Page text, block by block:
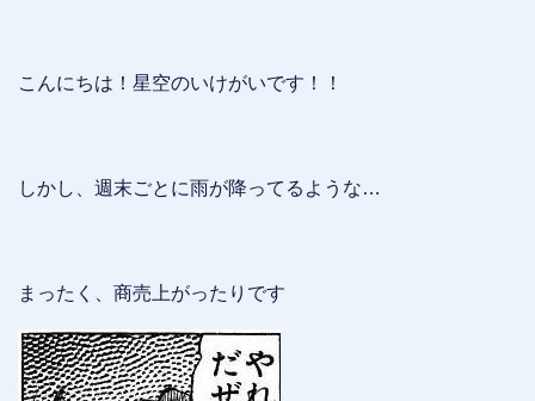
こんにちは！星空のいけがいです！！
しかし、週末ごとに雨が降ってるような…
まったく、商売上がったりです